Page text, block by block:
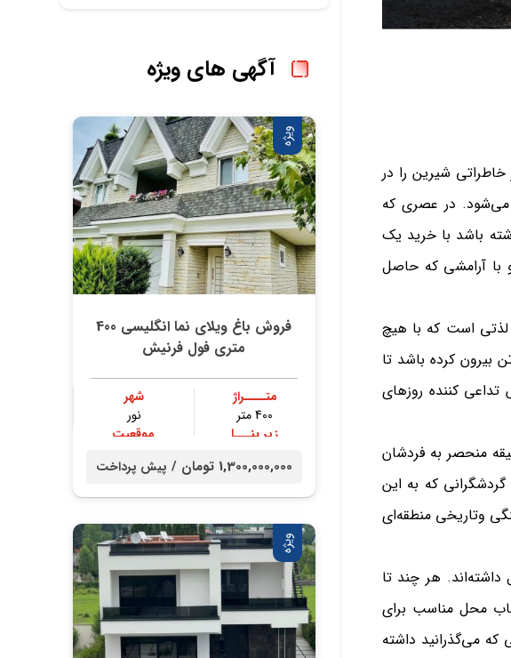
شیرین را در
می‌شود. در عصری که
باشد با خرید یک
با آرامشی که حاصل
است که با هیچ
کرده باشد تا
کننده روزهای
منحصر به فردشان
که به این
وتاریخی منطقه‌ای
داشته‌اند. هر چند تا
محل مناسب برای
می‌گذرانید داشته
آگهی های ویژه
ویژه
فروش باغ ویلای نما انگلیسی 400
متری فول فرنیش
متــــراژ
400 متر
شهر
نور
زیر بنـــا
موقعیت
1,300,000,000 تومان / پیش پرداخت
ویژه